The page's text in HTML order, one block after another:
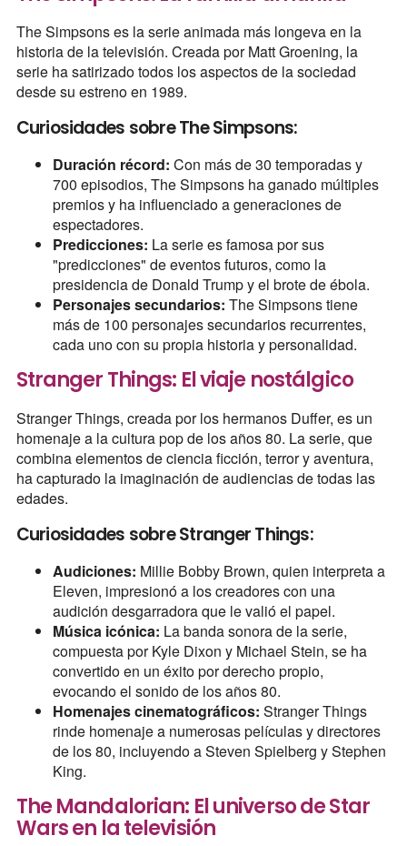
The Simpsons es la serie animada más longeva en la
historia de la televisión. Creada por Matt Groening, la
serie ha satirizado todos los aspectos de la sociedad
desde su estreno en 1989.
Curiosidades sobre The Simpsons:
Duración récord: Con más de 30 temporadas y
700 episodios, The Simpsons ha ganado múltiples
premios y ha influenciado a generaciones de
espectadores.
Predicciones: La serie es famosa por sus
"predicciones" de eventos futuros, como la
presidencia de Donald Trump y el brote de ébola.
Personajes secundarios: The Simpsons tiene
más de 100 personajes secundarios recurrentes,
cada uno con su propia historia y personalidad.
Stranger Things: El viaje nostálgico
Stranger Things, creada por los hermanos Duffer, es un
homenaje a la cultura pop de los años 80. La serie, que
combina elementos de ciencia ficción, terror y aventura,
ha capturado la imaginación de audiencias de todas las
edades.
Curiosidades sobre Stranger Things:
Audiciones: Millie Bobby Brown, quien interpreta a
Eleven, impresionó a los creadores con una
audición desgarradora que le valió el papel.
Música icónica: La banda sonora de la serie,
compuesta por Kyle Dixon y Michael Stein, se ha
convertido en un éxito por derecho propio,
evocando el sonido de los años 80.
Homenajes cinematográficos: Stranger Things
rinde homenaje a numerosas películas y directores
de los 80, incluyendo a Steven Spielberg y Stephen
King.
The Mandalorian: El universo de Star
Wars en la televisión